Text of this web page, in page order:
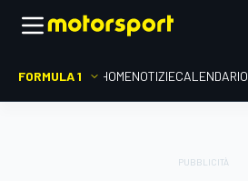
FORMULA 1 HOMENOTIZIECALENDARIO